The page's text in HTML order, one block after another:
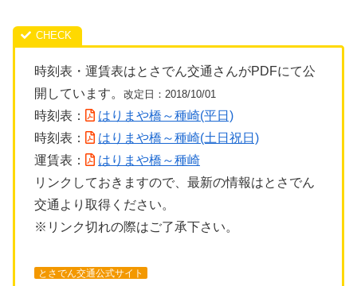
時刻表・運賃表はとさでん交通さんがPDFにて公
開しています。 改定日：2018/10/01
時刻表：
はりまや橋～種崎(平日)
時刻表：
はりまや橋～種崎(土日祝日)
運賃表：
はりまや橋～種崎
リンクしておきますので、最新の情報はとさでん
交通より取得ください。
※リンク切れの際はご了承下さい。
とさでん交通公式サイト